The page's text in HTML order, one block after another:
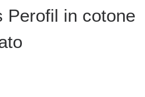
Perofil in cotone